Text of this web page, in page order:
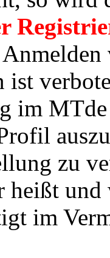
ist
im
zu
heißt
im